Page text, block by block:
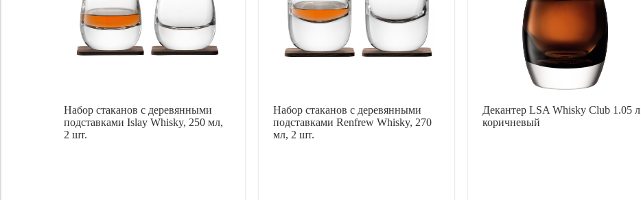
Набор стаканов с деревянными
подставками Islay Whisky, 250 мл,
2 шт.
Набор стаканов с деревянными
подставками Renfrew Whisky, 270
мл, 2 шт.
Декантер LSA Whisky Club 1.05 л
коричневый